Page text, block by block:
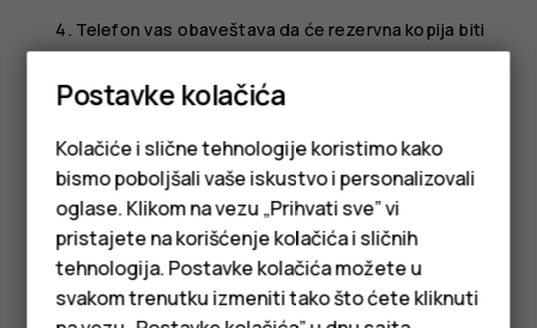
Pametni telefoni
Telefon vas obaveštava da će rezervna kopija biti
memorisana na memorijsku karticu i da ne možete da
koristite telefon dok se rezervna kopija kreira.
Da li vam je ovo bilo korisno?
Postavke kolačića
Kolačiće i slične tehnologije koristimo kako
bismo poboljšali vaše iskustvo i personalizovali
oglase. Klikom na vezu „Prihvati sve” vi
pristajete na korišćenje kolačića i sličnih
tehnologija. Postavke kolačića možete u
svakom trenutku izmeniti tako što ćete kliknuti